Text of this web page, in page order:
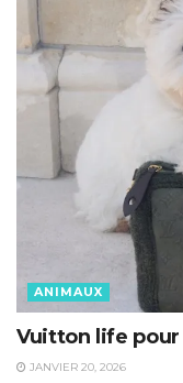
ANIMAUX
Vuitton life
JANVIER 20, 2026